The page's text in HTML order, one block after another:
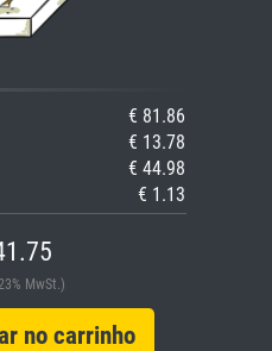
€ 81.86
€ 13.78
€ 44.98
€ 1.13
MwSt.)
no carrinho